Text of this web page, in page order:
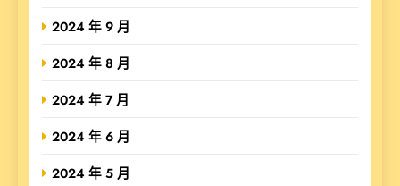
2024 年 9 月
2024 年 8 月
2024 年 7 月
2024 年 6 月
2024 年 5 月